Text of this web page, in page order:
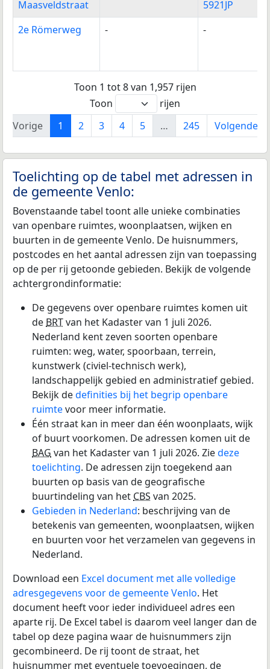
Maasveldstraat
5921JP
2e Römerweg
- -
Toon 1 tot 8 van 1,957 rijen
Toon
rijen
Vorige
1 2 3 4 5 … 245 Volgende
Toelichting op de tabel met adressen in
de gemeente Venlo:
Bovenstaande tabel toont alle unieke combinaties
van openbare ruimtes, woonplaatsen, wijken en
buurten in de gemeente Venlo. De huisnummers,
postcodes en het aantal adressen zijn van toepassing
op de per rij getoonde gebieden. Bekijk de volgende
achtergrondinformatie:
De gegevens over openbare ruimtes komen uit
de BRTvan het Kadaster van 1 juli 2026.
Nederland kent zeven soorten openbare
ruimten: weg, water, spoorbaan, terrein,
kunstwerk (civiel-technisch werk),
landschappelijk gebied en administratief gebied.
Bekijk dedefinities bij het begrip openbare
ruimtevoor meer informatie.
Één straat kan in meer dan één woonplaats, wijk
of buurt voorkomen. De adressen komen uit de
BAG van het Kadaster van 1 juli 2026. Ziedeze
toelichting. De adressen zijn toegekend aan
buurten op basis van de geografische
buurtindeling van het CBS van 2025.
Gebieden in Nederland: beschrijving van de
betekenis van gemeenten, woonplaatsen, wijken
en buurten voor het verzamelen van gegevens in
Nederland.
Download een Excel document met alle volledige
adresgegevens voor de gemeente Venlo. Het
document heeft voor ieder individueel adres een
aparte rij. De Excel tabel is daarom veel langer dan de
tabel op deze pagina waar de huisnummers zijn
gecombineerd. De rij toont de straat, het
huisnummer met eventuele toevoegingen, de